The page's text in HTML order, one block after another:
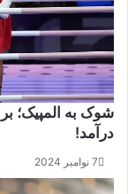
شوک به المپیک؛
درآمد!
7 نوامبر 2024